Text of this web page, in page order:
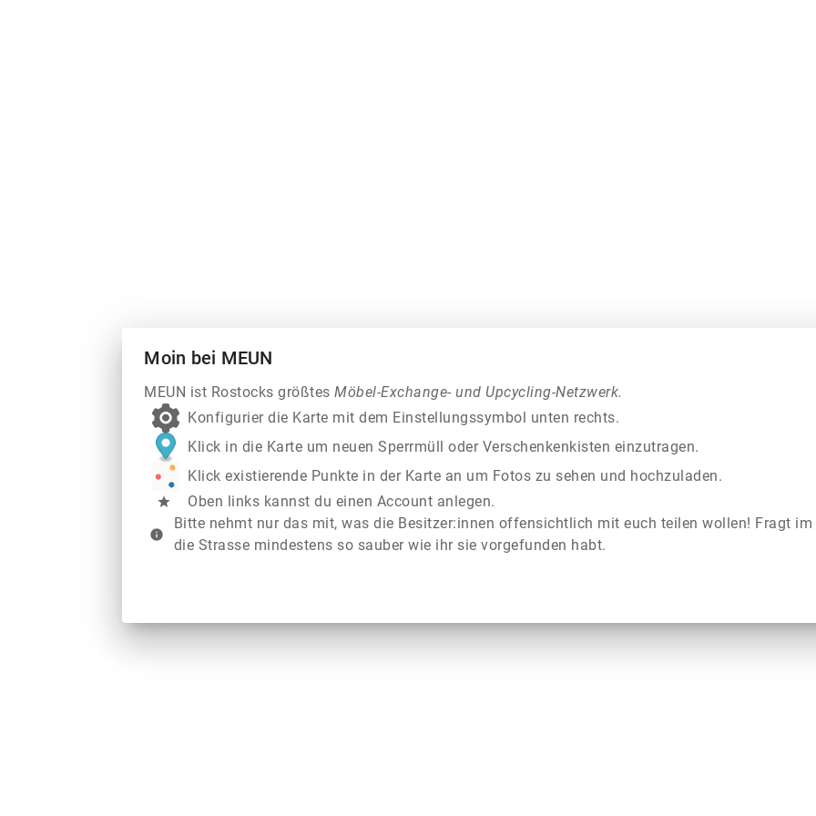
Moin bei MEUN
MEUN ist Rostocks größtesMöbel-Exchange- und Upcycling-Netzwerk.
Konfigurier die Karte mit dem Einstellungssymbol unten rechts.
Klick in die Karte um neuen Sperrmüll oder Verschenkenkisten einzutragen.
Klick existierende Punkte in der Karte an um Fotos zu sehen und hochzuladen.
star Oben links kannst du einen Account anlegen.
info
Bitte nehmt nur das mit, was die Besitzer:innen offensichtlich mit euch teilen wollen! Fragt
die Strasse mindestens so sauber wie ihr sie vorgefunden habt.